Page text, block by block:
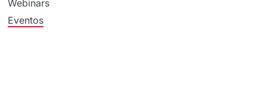
Webinars
Eventos